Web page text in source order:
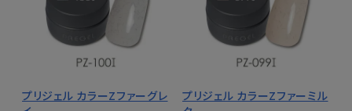
プリジェル カラーZファーグレ
プリジェル カラーZファーミル